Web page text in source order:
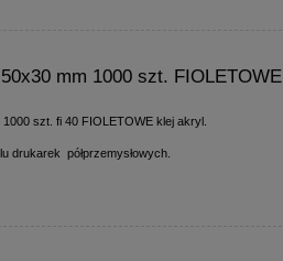
mm 1000 szt. FIOLETOWE
szt. fi 40 FIOLETOWE klej akryl.
drukarek półprzemysłowych.